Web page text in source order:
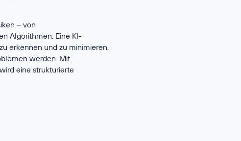
– von
Algorithmen. Eine KI-
erkennen und zu minimieren,
werden. Mit
wird eine strukturierte